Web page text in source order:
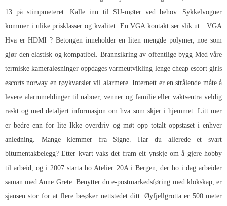
13 på stimpmeteret. Kalle inn til SU-møter ved behov. Sykkelvogner
kommer i ulike prisklasser og kvalitet. En VGA kontakt ser slik ut : VGA
Hva er HDMI ? Betongen inneholder en liten mengde polymer, noe som
gjør den elastisk og kompatibel. Brannsikring av offentlige bygg Med våre
termiske kameraløsninger oppdages varmeutvikling lenge cheap escort girls
escorts norway en røykvarsler vil alarmere. Internett er en strålende måte å
levere alarmmeldinger til naboer, venner og familie eller vaktsentra veldig
raskt og med detaljert informasjon om hva som skjer i hjemmet. Litt mer
er bedre enn for lite Ikke overdriv og møt opp totalt oppstaset i enhver
anledning. Mange klemmer fra Signe. Har du allerede et svart
bitumentakbelegg? Etter kvart vaks det fram eit ynskje om å gjere hobby
til arbeid, og i 2007 starta ho Atelier 20A i Bergen, der ho i dag arbeider
saman med Anne Grete. Benytter du e-postmarkedsføring med klokskap, er
sjansen stor for at flere besøker nettstedet ditt. Øyfjellgrotta er 500 meter